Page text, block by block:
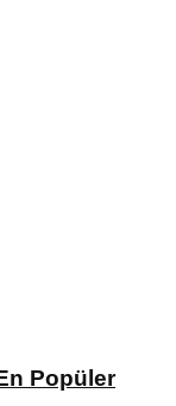
Popüler